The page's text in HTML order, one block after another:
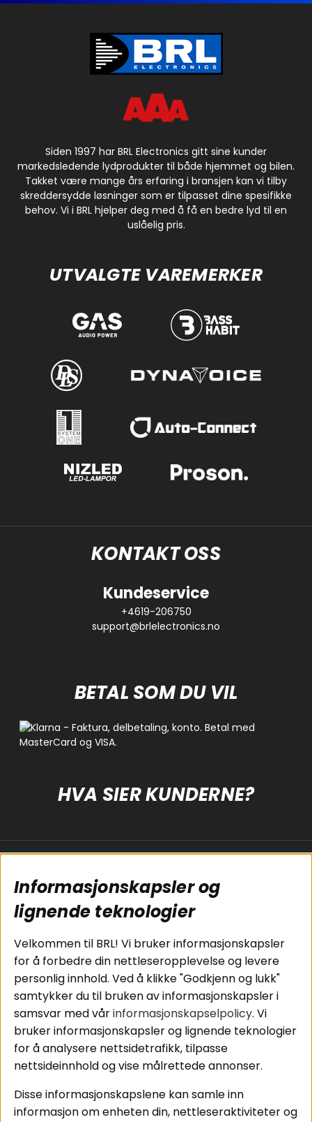
Siden 1997 har BRL Electronics gitt sine kunder
markedsledende lydprodukter til både hjemmet og bilen.
Takket være mange års erfaring i bransjen kan vi tilby
skreddersydde løsninger som er tilpasset dine spesifikke
behov. Vi i BRL hjelper deg med å få en bedre lyd til en
uslåelig pris.
UTVALGTE VAREMERKER
KONTAKT OSS
Kundeservice
+4619-206750
support@brlelectronics.no
BETAL SOM DU VIL
HVA SIER KUNDERNE?
Koblingsguide for
subwoofers
Tilkobling av
bilforsterker
Koblingsguide for
midbasser
Butikker
Våre ambassadører
- Team BRL
Cookies
Kjøpsvilkår
Personvernpolicy
Service / Garanti /
Retur
Billyd
Instagram
Informasjonskapsler og
lignende teknologier
Velkommen til BRL! Vi bruker informasjonskapsler
for å forbedre din nettleseropplevelse og levere
personlig innhold. Ved å klikke "Godkjenn og lukk"
samtykker du til bruken av informasjonskapsler i
samsvar med vårinformasjonskapselpolicy. Vi
bruker informasjonskapsler og lignende teknologier
for å analysere nettsidetrafikk, tilpasse
nettsideinnhold og vise målrettede annonser.
Disse informasjonskapslene kan samle inn
informasjon om enheten din, nettleseraktiviteter og